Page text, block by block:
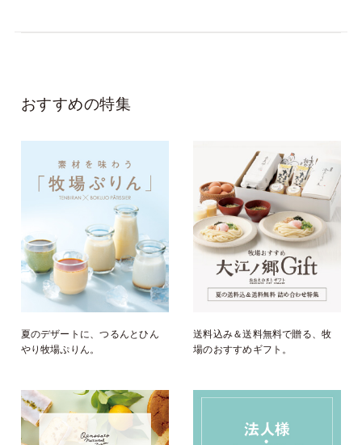
おすすめの特集
夏のデザートに、つるんとひん
やり牧場ぷりん。
送料込み＆送料無料で贈る、牧
場のおすすめギフト。